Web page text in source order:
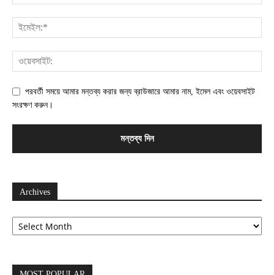
পরবর্তী সময়ে আমার মন্তব্য করার জন্য ব্রাউজারে আমার নাম, ইমেল এবং ওয়েবসাইট
সংরক্ষণ করুন।
Archives
Archives